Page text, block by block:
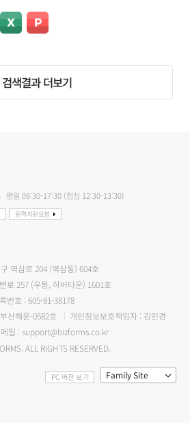
검색결과 더보기
평일 09:30-17:30 (점심 12:30-13:30)
원격지원요청
역삼로 204 (역삼동) 604호
로 257 (우동, 하버타운) 1601호
번호 : 605-81-38178
산해운-0582호
개인정보보호책임자 : 김민경
일 : support@bizforms.co.kr
ALL RIGHTS RESERVED.
PC 버전 보기 Family Site